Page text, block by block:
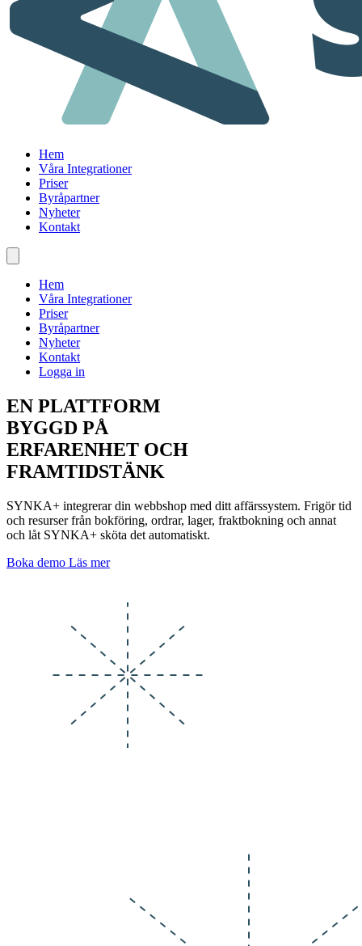
Hem
Våra Integrationer
Priser
Byråpartner
Nyheter
Kontakt
Hem
Våra Integrationer
Priser
Byråpartner
Nyheter
Kontakt
Logga in
EN PLATTFORM
BYGGD PÅ
ERFARENHET OCH
FRAMTIDSTÄNK
SYNKA+ integrerar din webbshop med ditt affärssystem. Frigör tid
och resurser från bokföring, ordrar, lager, fraktbokning och annat
och låt SYNKA+ sköta det automatiskt.
Boka demo Läs mer